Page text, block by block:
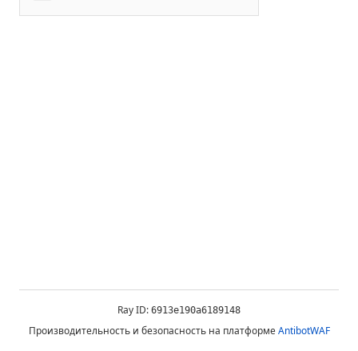
Ray ID: 6913e190a6189148
Производительность и безопасность на платформеAntibotWAF